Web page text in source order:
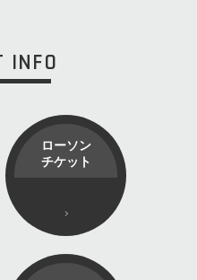
INFO
ローソン
チケット